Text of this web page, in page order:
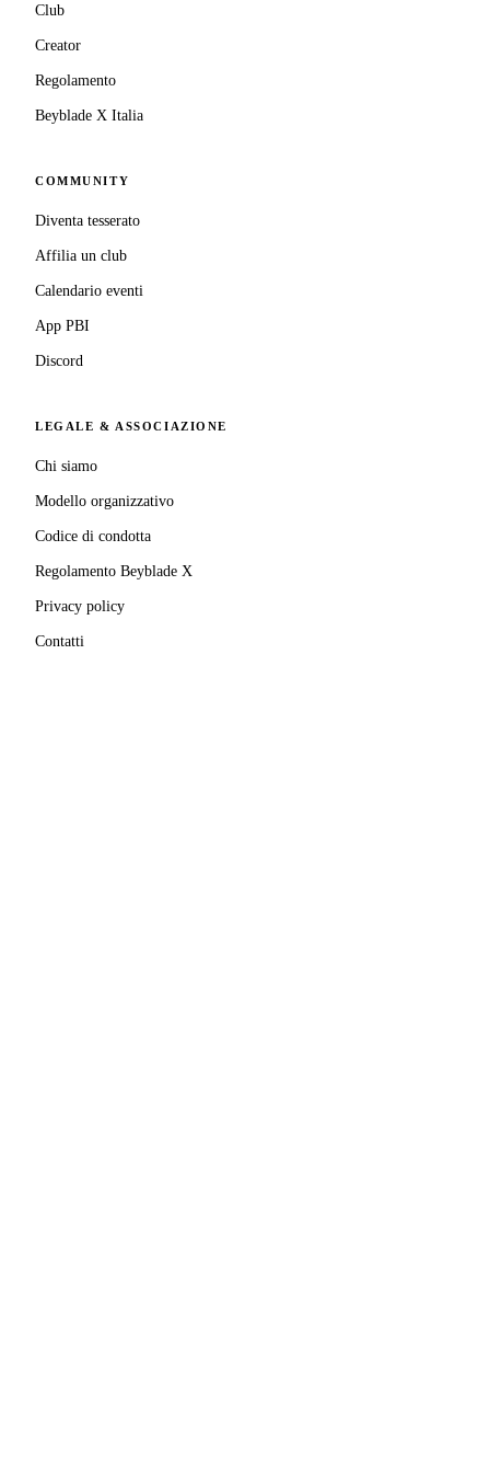
Club
Creator
Regolamento
Beyblade X Italia
COMMUNITY
Diventa tesserato
Affilia un club
Calendario eventi
App PBI
Discord
LEGALE & ASSOCIAZIONE
Chi siamo
Modello organizzativo
Codice di condotta
Regolamento Beyblade X
Privacy policy
Contatti